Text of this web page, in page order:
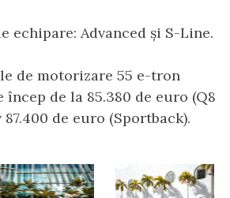
echipare: Advanced și S-Line.
de motorizare 55 e-tron
de la 85.380 de euro (Q8
de euro (Sportback).